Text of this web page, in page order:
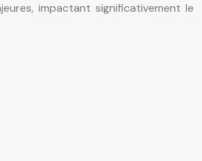
impactant significativement le